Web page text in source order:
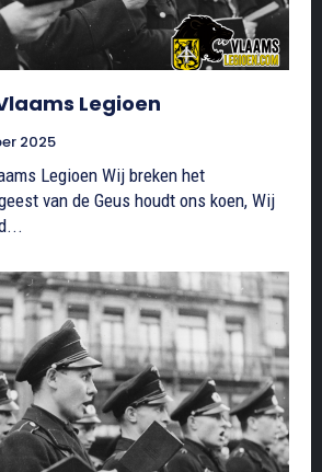
Legioen
2025
Legioen Wij breken het
van de Geus houdt ons koen, Wij